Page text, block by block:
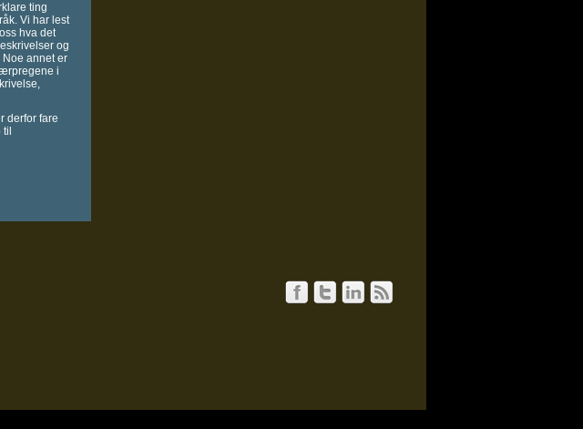
ting
Vi har lest
hva det
og
Noe annet er
i
derfor fare